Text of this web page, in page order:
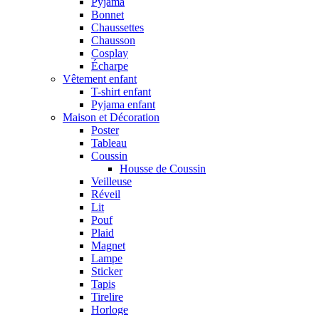
Bonnet
Chaussettes
Chausson
Cosplay
Écharpe
Vêtement enfant
T-shirt enfant
Pyjama enfant
Maison et Décoration
Poster
Tableau
Coussin
Housse de Coussin
Veilleuse
Réveil
Lit
Pouf
Plaid
Magnet
Lampe
Sticker
Tapis
Tirelire
Horloge